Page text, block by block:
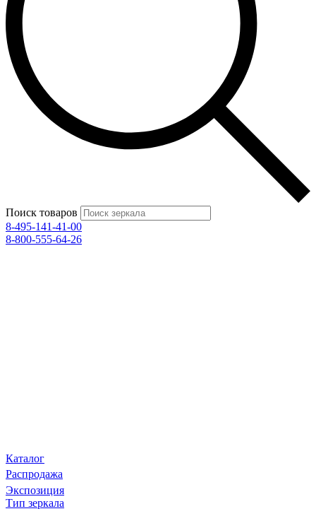
Поиск товаров
8-495-141-41-00
8-800-555-64-26
Каталог
Распродажа
Экспозиция
Тип зеркала